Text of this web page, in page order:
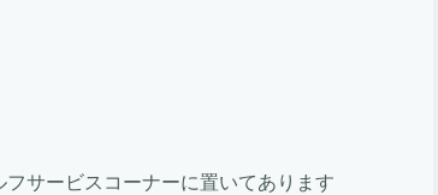
サービスコーナーに置いてあります